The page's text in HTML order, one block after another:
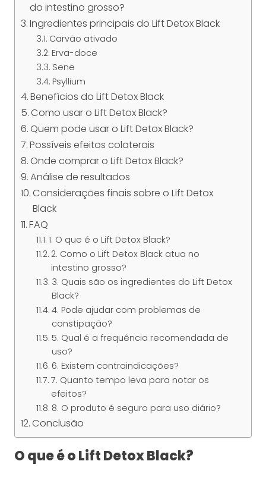
do intestino grosso?
Ingredientes principais do Lift Detox Black
Carvão ativado
Erva-doce
Sene
Psyllium
Benefícios do Lift Detox Black
Como usar o Lift Detox Black?
Quem pode usar o Lift Detox Black?
Possíveis efeitos colaterais
Onde comprar o Lift Detox Black?
Análise de resultados
Considerações finais sobre o Lift Detox
Black
FAQ
1. O que é o Lift Detox Black?
2. Como o Lift Detox Black atua no
intestino grosso?
3. Quais são os ingredientes do Lift Detox
Black?
4. Pode ajudar com problemas de
constipação?
5. Qual é a frequência recomendada de
uso?
6. Existem contraindicações?
7. Quanto tempo leva para notar os
efeitos?
8. O produto é seguro para uso diário?
Conclusão
O que é o Lift Detox Black?